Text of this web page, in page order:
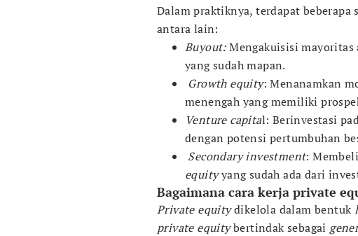
Dalam praktiknya, terdapat beberapa
antara lain:
Buyout:Mengakuisisi mayoritas
yang sudah mapan.
Growth equity: Menanamkan
menengah yang memiliki
Venture capital: Berinvestasi
dengan potensi pertumbuhan
Secondary investment:
equityyang sudah ada dari
Bagaimana cara kerja private
Private equitydikelola dalam bentuk
private equitybertindak sebagai